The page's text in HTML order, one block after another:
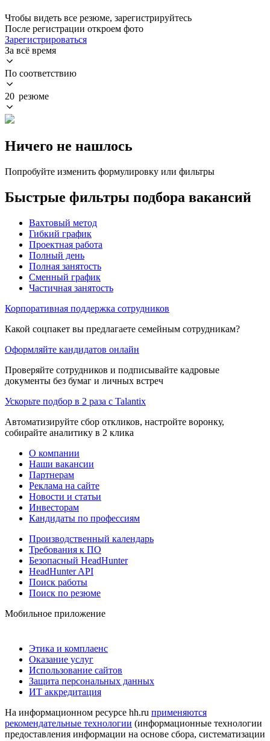
Чтобы видеть все резюме, зарегистрируйтесь
После регистрации откроем фото
Зарегистрироваться
За всё время
По соответствию
20 резюме
Ничего не нашлось
Попробуйте изменить формулировку или фильтры
Быстрые фильтры подбора вакансий
Вахтовый метод
Гибкий график
Проектная работа
Полный день
Полная занятость
Сменный график
Частичная занятость
Корпоративная поддержка сотрудников
Какой соцпакет вы предлагаете семейным сотрудникам?
Оформляйте кандидатов онлайн
Проверяйте сотрудников и подписывайте кадровые
документы без бумаг и личных встреч
Ускорьте подбор в 2 раза с Talantix
Автоматизируйте сбор откликов, настройте воронку,
собирайте аналитику в 2 клика
О компании
Наши вакансии
Партнерам
Реклама на сайте
Новости и статьи
Инвесторам
Кандидаты по профессиям
Производственный календарь
Требования к ПО
Безопасный HeadHunter
HeadHunter API
Поиск работы
Поиск по резюме
Мобильное приложение
Этика и комплаенс
Оказание услуг
Использование сайтов
Защита персональных данных
ИТ аккредитация
На информационном ресурсе hh.ru применяются
рекомендательные технологии (информационные технологии
предоставления информации на основе сбора, систематизации